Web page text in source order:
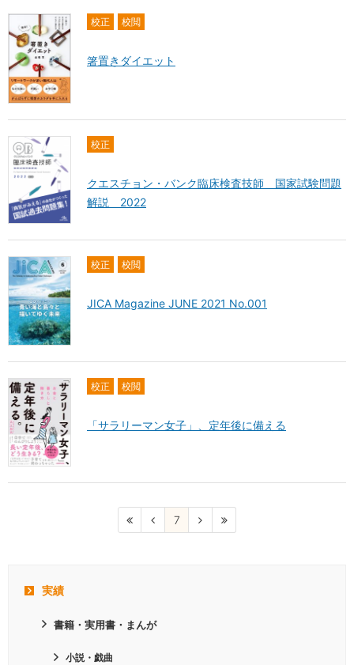
校正 校閲
箸置きダイエット
校正
クエスチョン・バンク臨床検査技師 国家試験問題
解説 2022
校正 校閲
JICA Magazine JUNE 2021 No.001
校正 校閲
「サラリーマン女子」、定年後に備える
7
実績
書籍・実用書・まんが
小説・戯曲